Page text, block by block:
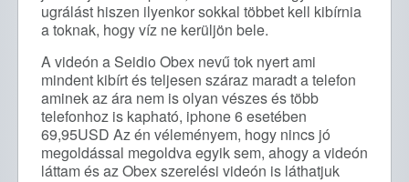
ugrálást hiszen ilyenkor sokkal többet kell kibírnia
a toknak, hogy víz ne kerüljön bele.
A videón a Seidio Obex nevű tok nyert ami
mindent kibírt és teljesen száraz maradt a telefon
aminek az ára nem is olyan vészes és több
telefonhoz is kapható, iphone 6 esetében
69,95USD Az én véleményem, hogy nincs jó
megoldással megoldva egyik sem, ahogy a videón
láttam és az Obex szerelési videón is láthatjuk